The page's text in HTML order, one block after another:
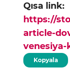
Qısa link:
https://
article-
Kopyala